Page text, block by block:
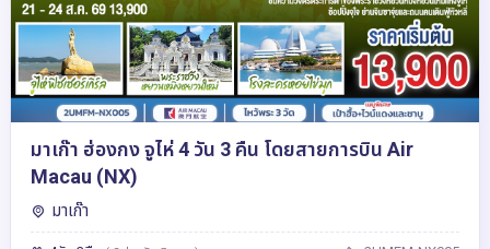
มาเก๊า ฮ่องกง จูไห่ 4 วัน 3 คืน โดยสายการบิน Air
Macau (NX)
มาเก๊า